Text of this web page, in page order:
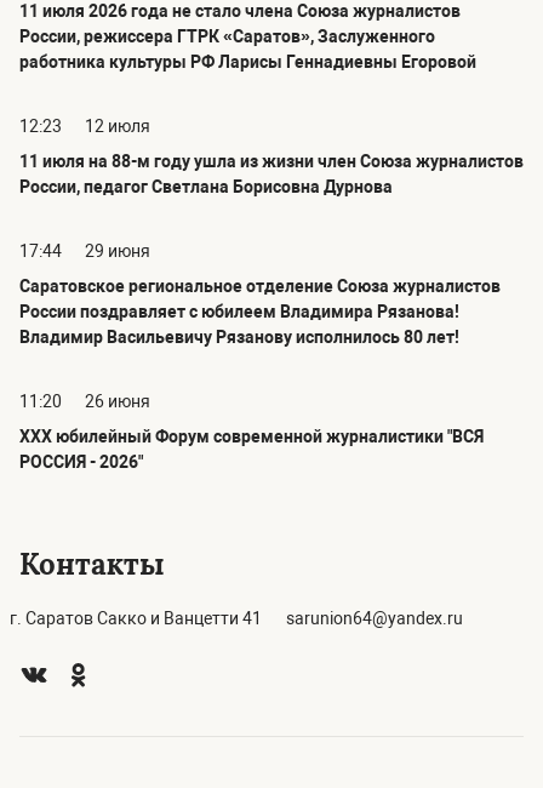
11 июля 2026 года не стало члена Союза журналистов
России, режиссера ГТРК «Саратов», Заслуженного
работника культуры РФ Ларисы Геннадиевны Егоровой
12:23
12 июля
11 июля на 88-м году ушла из жизни член Союза журналистов
России, педагог Светлана Борисовна Дурнова
17:44
29 июня
Саратовское региональное отделение Союза журналистов
России поздравляет с юбилеем Владимира Рязанова!
Владимир Васильевичу Рязанову исполнилось 80 лет!
11:20
26 июня
ХХХ юбилейный Форум современной журналистики "ВСЯ
РОССИЯ - 2026"
Контакты
г. Саратов Сакко и Ванцетти 41 sarunion64@yandex.ru